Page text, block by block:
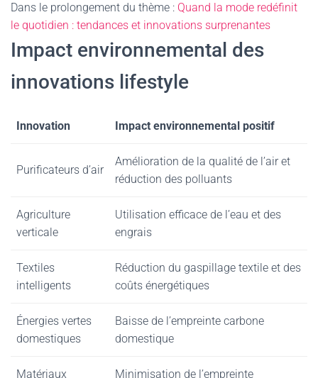
Dans le prolongement du thème : Quand la mode redéfinit
le quotidien : tendances et innovations surprenantes
Impact environnemental des
innovations lifestyle
Innovation Impact environnemental positif
Purificateurs d’air
Amélioration de la qualité de l’air et
réduction des polluants
Agriculture
verticale
Utilisation efficace de l’eau et des
engrais
Textiles
intelligents
Réduction du gaspillage textile et des
coûts énergétiques
Énergies vertes
domestiques
Baisse de l’empreinte carbone
domestique
Matériaux Minimisation de l’empreinte